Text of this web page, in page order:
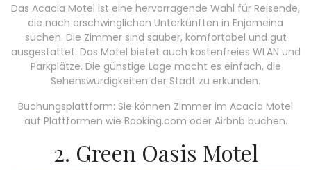
Das Acacia Motel ist eine hervorragende Wahl für Reisende,
die nach erschwinglichen Unterkünften in Enjameina
suchen. Die Zimmer sind sauber, komfortabel und gut
ausgestattet. Das Motel bietet auch kostenfreies WLAN und
Parkplätze. Die günstige Lage macht es einfach, die
Sehenswürdigkeiten der Stadt zu erkunden.
Buchungsplattform: Sie können Zimmer im Acacia Motel
auf Plattformen wie Booking.com oder Airbnb buchen.
2. Green Oasis Motel